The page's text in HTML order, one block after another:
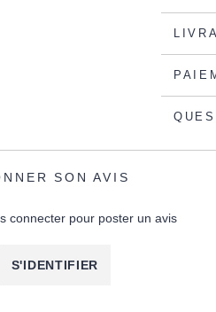
SON AVIS
connecter pour poster un avis
S'IDENTIFIER